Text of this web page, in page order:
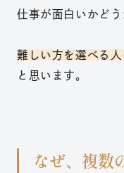
仕事が面白いかど
難しい方を選べる
と思います。
なぜ、複数